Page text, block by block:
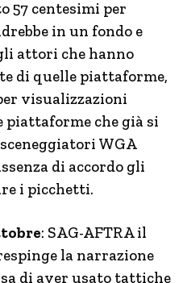
57 centesimi per
in un fondo e
attori che hanno
di quelle piattaforme,
visualizzazioni
piattaforme che già si
WGA
di accordo gli
i picchetti.
: SAG-AFTRA il
la narrazione
di aver usato tattiche